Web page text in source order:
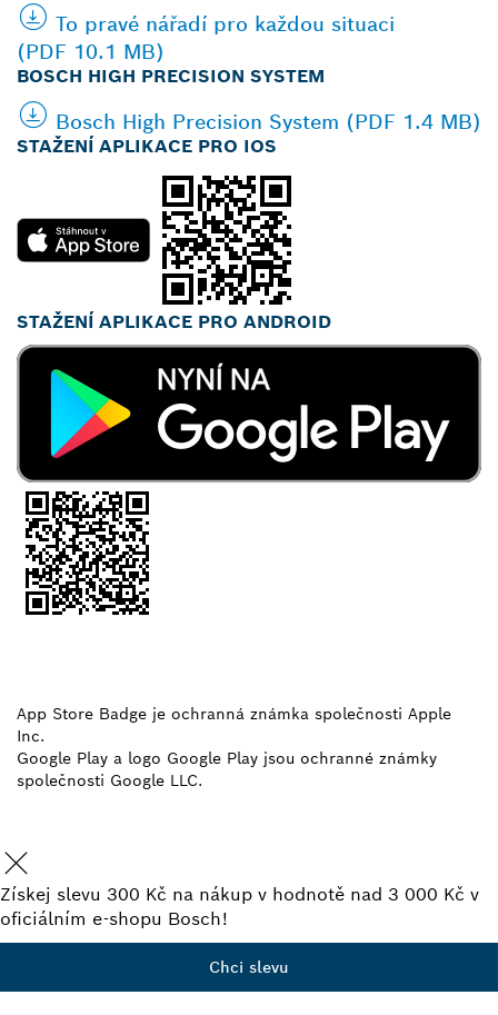
To pravé nářadí pro každou situaci
(PDF 10.1 MB)
BOSCH HIGH PRECISION SYSTEM
Bosch High Precision System (PDF 1.4 MB)
STAŽENÍ APLIKACE PRO IOS
STAŽENÍ APLIKACE PRO ANDROID
App Store Badge je ochranná známka společnosti Apple
Inc.
Google Play a logo Google Play jsou ochranné známky
společnosti Google LLC.
Získej slevu 300 Kč na nákup v hodnotě nad 3 000 Kč v
oficiálním e-shopu Bosch!
Chci slevu